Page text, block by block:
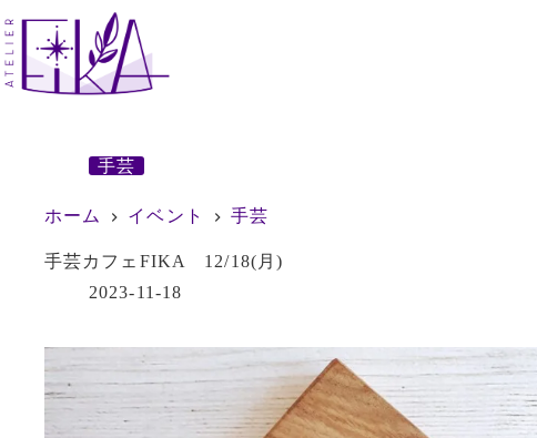
ン
テ
ン
手芸
ホーム イベント 手芸
手芸カフェFIKA 12/18(月)
2023-11-18